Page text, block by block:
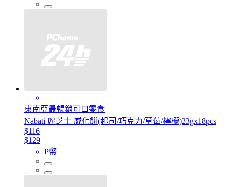
東南亞最暢銷可口零食
Nabati 麗芝士 威化餅(起司/巧克力/草莓/檸檬)23gx18pcs
$116
$129
P幣